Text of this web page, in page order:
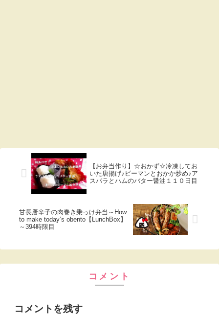
【お弁当作り】☆おかず☆冷凍してお
いた唐揚げ♪ピーマンとおかか炒め♪ア
スパラとハムのバター醤油１１０日目
甘長唐辛子の肉巻き乗っけ弁当～How
to make today’s obento【LunchBox】
～394時限目
コメント
コメントを残す